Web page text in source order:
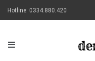
Hotline: 0334.880.420